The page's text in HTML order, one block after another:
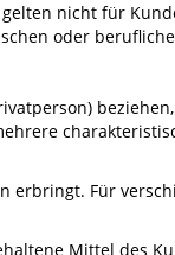
nicht für
oder
erbringt. Für
Mittel des